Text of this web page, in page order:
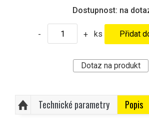
Dostupnost: na
- + ks
Dotaz na produkt
Technické parametry Popis